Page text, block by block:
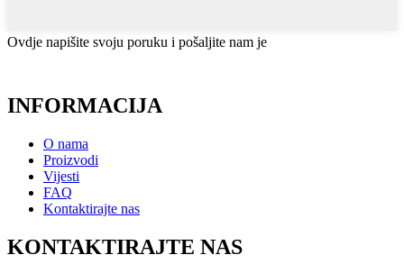
Ovdje napišite svoju poruku i pošaljite nam je
INFORMACIJA
O nama
Proizvodi
Vijesti
FAQ
Kontaktirajte nas
KONTAKTIRAJTE NAS